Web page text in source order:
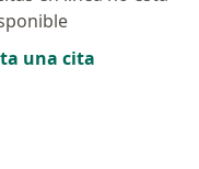
una cita